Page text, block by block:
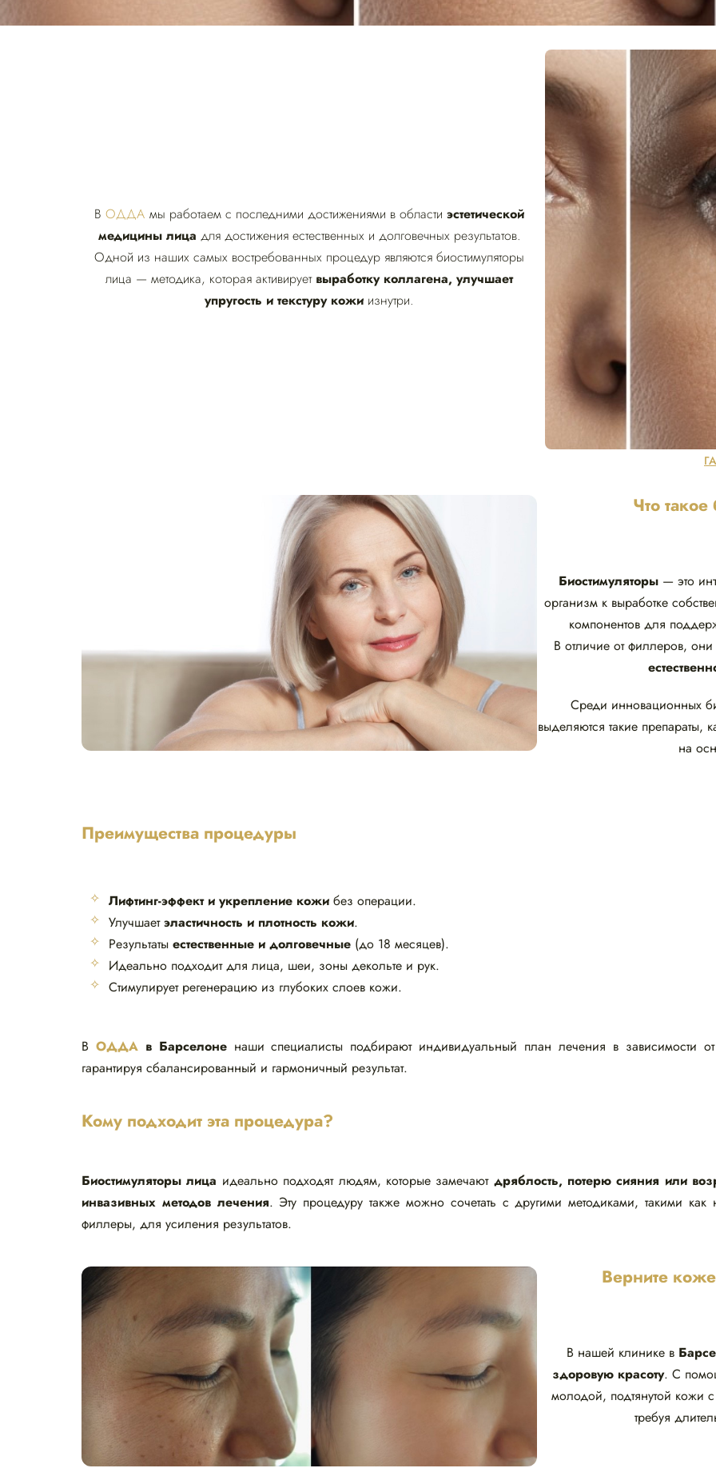
В ОДДА мы работаем с последними достижениями в области эстетической
медицины лица для достижения естественных и долговечных результатов.
Одной из наших самых востребованных процедур являются биостимуляторы
лица — методика, которая активирует выработку коллагена, улучшает
упругость и текстуру кожи изнутри.
Что
Биостимуляторы — это
организм к выработке
компонентов для
В отличие от филлеров,
Среди инновационных
выделяются такие препараты,
на
Преимущества процедуры
Лифтинг-эффект и укрепление кожи без операции.
Улучшаетэластичность и плотность кожи.
Результаты естественные и долговечные (до 18 месяцев).
Идеально подходит для лица, шеи, зоны декольте и рук.
Стимулирует регенерацию из глубоких слоев кожи.
В ОДДАв Барселоненаши специалисты подбирают индивидуальный план лечения в зависимости
гарантируя сбалансированный и гармоничный результат.
Кому подходит эта процедура?
Биостимуляторы лица идеально подходят людям, которые замечают дряблость, потерю сияния или
инвазивных методов лечения. Эту процедуру также можно сочетать с другими методиками, такими
филлеры, для усиления результатов.
Верните
В нашей клинике в
здоровую красоту. С
молодой, подтянутой кожи
требуя